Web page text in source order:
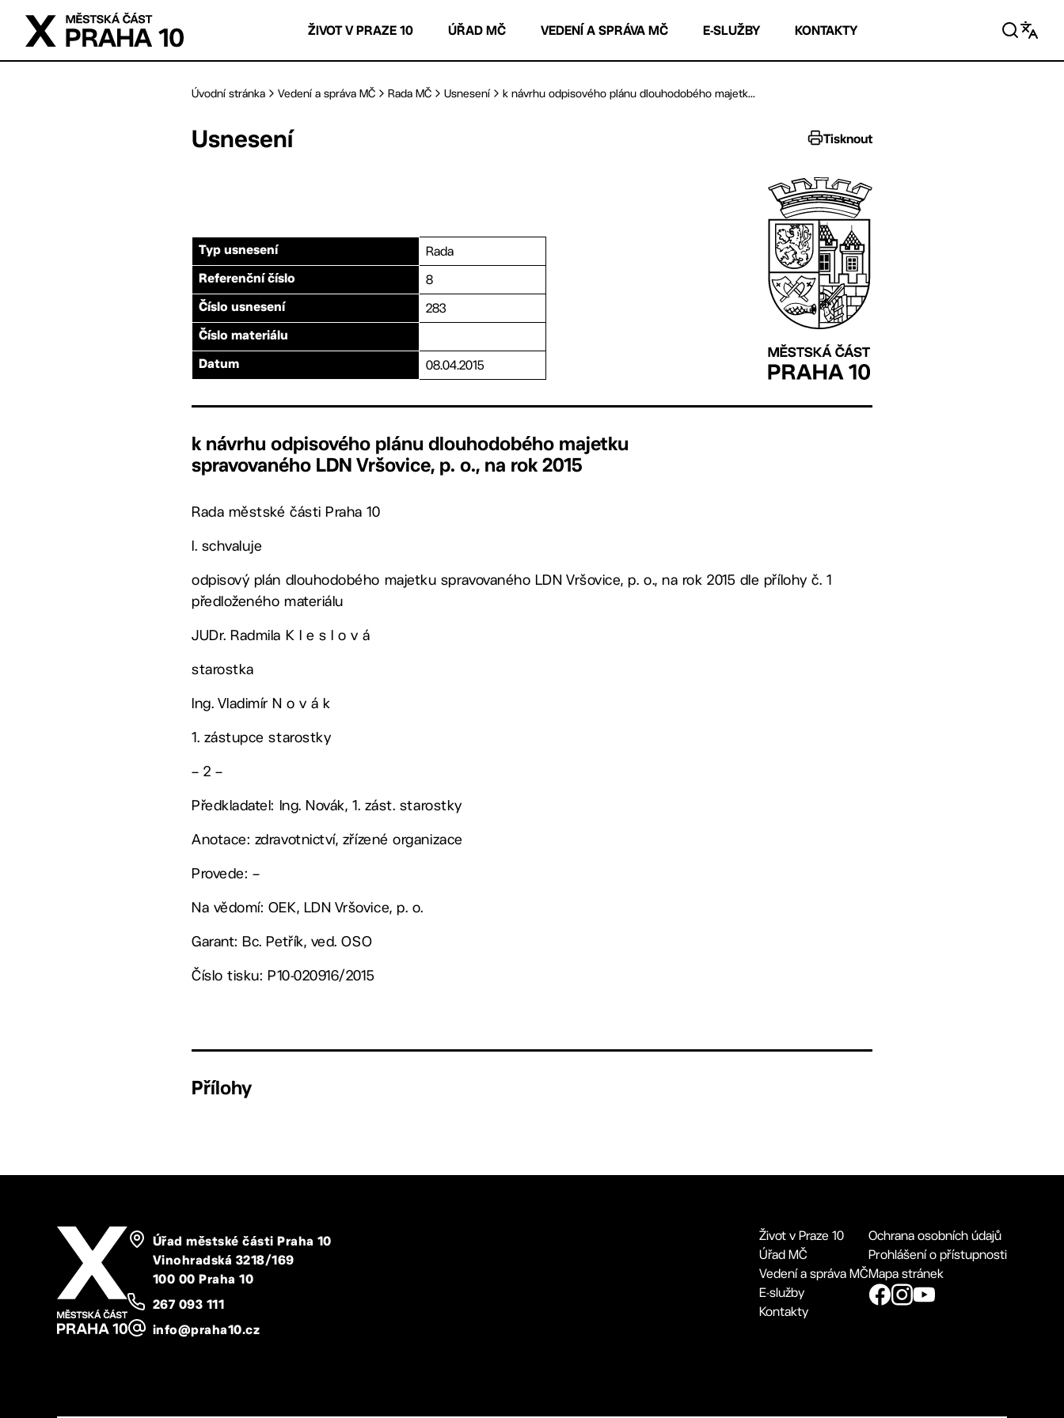
Přejít na hlavní obsah
ŽIVOT V PRAZE 10 ÚŘAD MČ VEDENÍ A SPRÁVA MČ E-SLUŽBY KONTAKTY
Úvodní stránka Vedení a správa MČ Rada MČ Usnesení k návrhu odpisového plánu dlouhodobého majetk...
Usnesení Tisknout
Typ usnesení Rada
Referenční číslo 8
Číslo usnesení 283
Číslo materiálu
Datum 08.04.2015
k návrhu odpisového plánu dlouhodobého majetku
spravovaného LDN Vršovice, p. o., na rok 2015
Rada městské části Praha 10
I. schvaluje
odpisový plán dlouhodobého majetku spravovaného LDN Vršovice, p. o., na rok 2015 dle přílohy č. 1
předloženého materiálu
JUDr. Radmila K l e s l o v á
starostka
Ing. Vladimír N o v á k
1. zástupce starostky
– 2 –
Předkladatel: Ing. Novák, 1. zást. starostky
Anotace: zdravotnictví, zřízené organizace
Provede: –
Na vědomí: OEK, LDN Vršovice, p. o.
Garant: Bc. Petřík, ved. OSO
Číslo tisku: P10-020916/2015
Přílohy
Úřad městské části Praha 10
Vinohradská 3218/169
100 00 Praha 10
267 093 111
info@praha10.cz
Život v Praze 10
Úřad MČ
Vedení a správa MČ
E-služby
Kontakty
Ochrana osobních údajů
Prohlášení o přístupnosti
Mapa stránek